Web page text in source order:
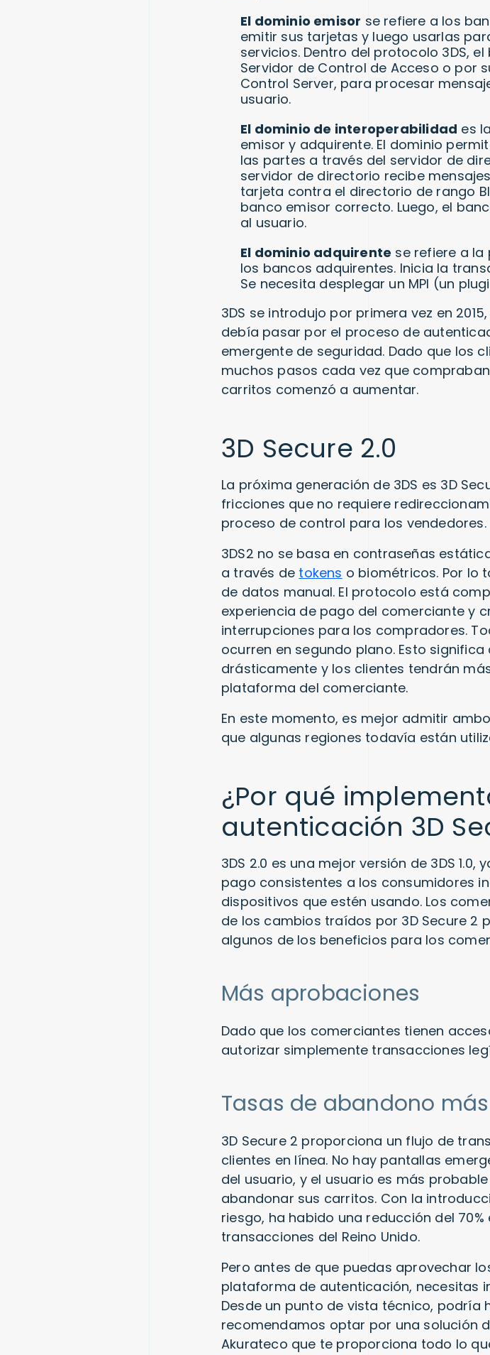
El dominio emisor se refiere a los
emitir sus tarjetas y luego usarlas
servicios. Dentro del protocolo 3DS,
Servidor de Control de Acceso o por
Control Server, para procesar
usuario.
El dominio de interoperabilidad es
emisor y adquirente. El dominio
las partes a través del servidor de
servidor de directorio recibe
tarjeta contra el directorio de rango
banco emisor correcto. Luego, el
al usuario.
El dominio adquirente se refiere a
los bancos adquirentes. Inicia la
Se necesita desplegar un MPI (un
3DS se introdujo por primera vez en
debía pasar por el proceso de
emergente de seguridad. Dado que los
muchos pasos cada vez que
carritos comenzó a aumentar.
3D Secure 2.0
La próxima generación de 3DS es 3D
fricciones que no requiere
proceso de control para los vendedores.
3DS2 no se basa en contraseñas
a través de tokens o biométricos. Por lo
de datos manual. El protocolo está
experiencia de pago del comerciante y
interrupciones para los compradores.
ocurren en segundo plano. Esto
drásticamente y los clientes tendrán
plataforma del comerciante.
En este momento, es mejor admitir
que algunas regiones todavía están
¿Por qué
autenticación 3D
3DS 2.0 es una mejor versión de 3DS
pago consistentes a los consumidores
dispositivos que estén usando. Los
de los cambios traídos por 3D Secure 2
algunos de los beneficios para los
Más aprobaciones
Dado que los comerciantes tienen
autorizar simplemente transacciones
Tasas de abandono
3D Secure 2 proporciona un flujo de
clientes en línea. No hay pantallas
del usuario, y el usuario es más
abandonar sus carritos. Con la
riesgo, ha habido una reducción del
transacciones del Reino Unido.
Pero antes de que puedas aprovechar
plataforma de autenticación, necesitas
Desde un punto de vista técnico, podría
recomendamos optar por una solución
Akurateco que te proporciona todo lo